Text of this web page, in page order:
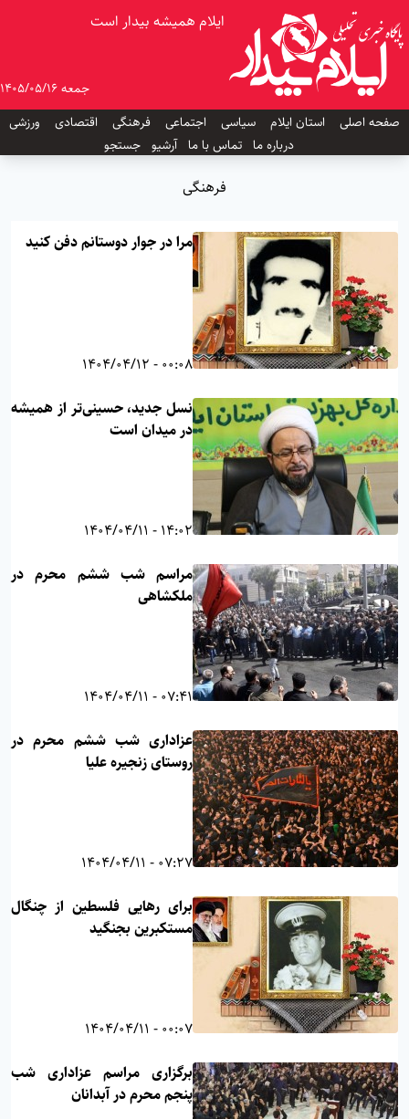
ایلام همیشه بیدار است
جمعه 1405/05/16
صفحه اصلی
استان ایلام سیاسی اجتماعی فرهنگی اقتصادی
ورزشی
درباره ما تماس با ما آرشیو جستجو
فرهنگی
مرا در جوار دوستانم دفن کنید
00:08 - 1404/04/12
نسل جدید، حسینی‌تر از همیشه
در میدان است
14:02 - 1404/04/11
مراسم شب ششم محرم در
ملکشاهی
07:41 - 1404/04/11
عزاداری شب ششم محرم در
روستای زنجیره علیا
07:27 - 1404/04/11
براى رهايى فلسطين از چنگال
مستکبرین بجنگید
00:07 - 1404/04/11
برگزاری مراسم عزاداری شب
پنجم محرم در آبدانان